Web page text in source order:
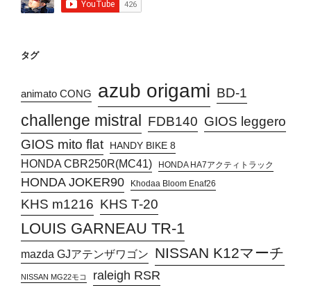
タグ
animato CONG azub origami BD-1
challenge mistral FDB140 GIOS leggero
GIOS mito flat
HANDY BIKE 8
HONDA CBR250R(MC41) HONDA HA7アクティトラック
HONDA JOKER90 Khodaa Bloom Enaf26
KHS m1216 KHS T-20
LOUIS GARNEAU TR-1
mazda GJアテンザワゴン NISSAN K12マーチ
NISSAN MG22モコ raleigh RSR